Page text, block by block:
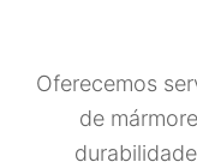
Oferecemos
de